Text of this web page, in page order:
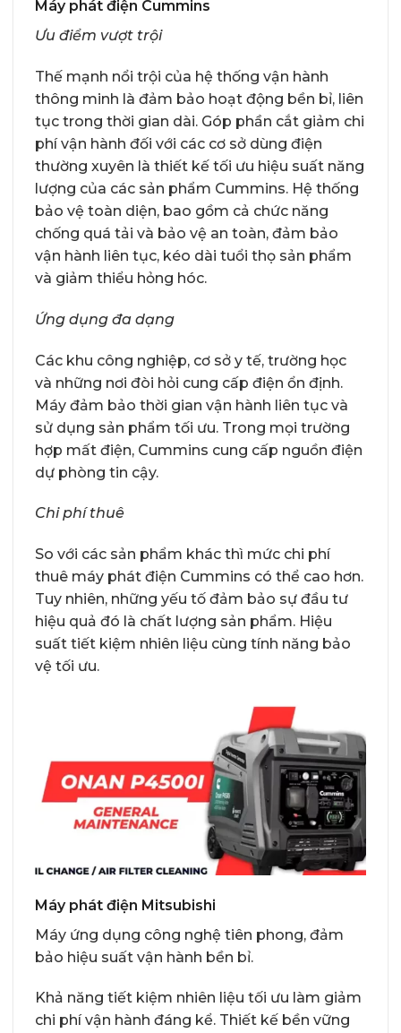
Máy phát điện Cummins
Ưu điểm vượt trội
Thế mạnh nổi trội của hệ thống vận hành
thông minh là đảm bảo hoạt động bền bỉ, liên
tục trong thời gian dài. Góp phần cắt giảm chi
phí vận hành đối với các cơ sở dùng điện
thường xuyên là thiết kế tối ưu hiệu suất năng
lượng của các sản phẩm Cummins. Hệ thống
bảo vệ toàn diện, bao gồm cả chức năng
chống quá tải và bảo vệ an toàn, đảm bảo
vận hành liên tục, kéo dài tuổi thọ sản phẩm
và giảm thiểu hỏng hóc.
Ứng dụng đa dạng
Các khu công nghiệp, cơ sở y tế, trường học
và những nơi đòi hỏi cung cấp điện ổn định.
Máy đảm bảo thời gian vận hành liên tục và
sử dụng sản phẩm tối ưu. Trong mọi trường
hợp mất điện, Cummins cung cấp nguồn điện
dự phòng tin cậy.
Chi phí thuê
So với các sản phẩm khác thì mức chi phí
thuê máy phát điện Cummins có thể cao hơn.
Tuy nhiên, những yếu tố đảm bảo sự đầu tư
hiệu quả đó là chất lượng sản phẩm. Hiệu
suất tiết kiệm nhiên liệu cùng tính năng bảo
vệ tối ưu.
Máy phát điện Mitsubishi
Máy ứng dụng công nghệ tiên phong, đảm
bảo hiệu suất vận hành bền bỉ.
Khả năng tiết kiệm nhiên liệu tối ưu làm giảm
chi phí vận hành đáng kể. Thiết kế bền vững